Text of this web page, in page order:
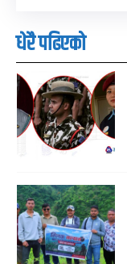
धेरै पढिएको